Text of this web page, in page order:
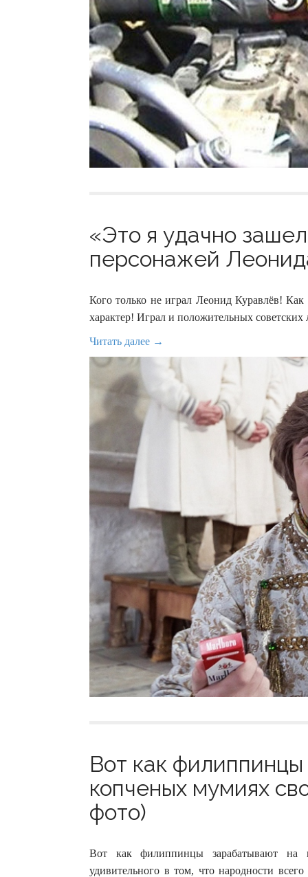
«Это я удачно
персонажей
Кого только не играл Леонид Куравлёв! Как
характер! Играл и положительных
Читать далее →
Вот как
копченых мумиях
фото)
Вот как филиппинцы зарабатывают на
удивительного в том, что народности